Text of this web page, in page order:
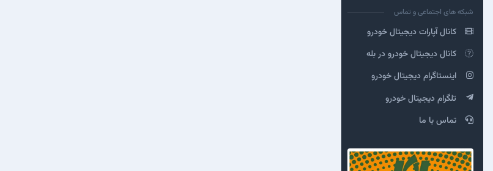
شبکه های اجتماعی و تماس
کانال آپارات دیجیتال خودرو
کانال دیجیتال خودرو در بله
اینستاگرام دیجیتال خودرو
تلگرام دیجیتال خودرو
تماس با ما